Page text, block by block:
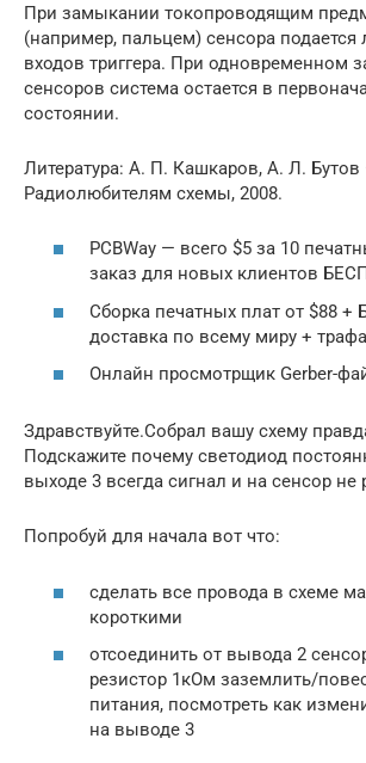
При замыкании токопроводящим
(например, пальцем) сенсора подается
входов триггера. При одновременном
сенсоров система остается в
состоянии.
Литература: А. П. Кашкаров, А. Л.
Радиолюбителям схемы, 2008.
PCBWay — всего $5 за 10
заказ для новых клиентов
Сборка печатных плат от $88
доставка по всему миру +
Онлайн просмотрщик Gerber-
Здравствуйте.Собрал вашу схему
Подскажите почему светодиод
выходе 3 всегда сигнал и на сенсор не
Попробуй для начала вот что:
сделать все провода в схеме
короткими
отсоединить от вывода 2
резистор 1кОм заземлить/
питания, посмотреть как
на выводе 3